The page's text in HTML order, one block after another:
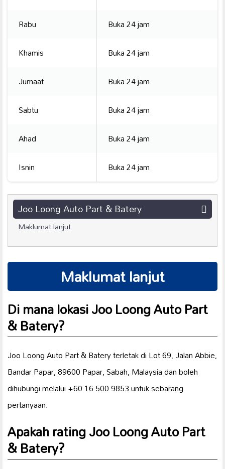
Rabu
Buka 24 jam
Khamis
Buka 24 jam
Jumaat
Buka 24 jam
Sabtu
Buka 24 jam
Ahad
Buka 24 jam
Isnin
Buka 24 jam
Joo Loong Auto Part & Batery
Maklumat lanjut
Maklumat lanjut
Di mana lokasi Joo Loong Auto Part
& Batery?
Joo Loong Auto Part & Batery terletak di Lot 69, Jalan Abbie,
Bandar Papar, 89600 Papar, Sabah, Malaysia dan boleh
dihubungi melalui +60 16-500 9853 untuk sebarang
pertanyaan.
Apakah rating Joo Loong Auto Part
& Batery?